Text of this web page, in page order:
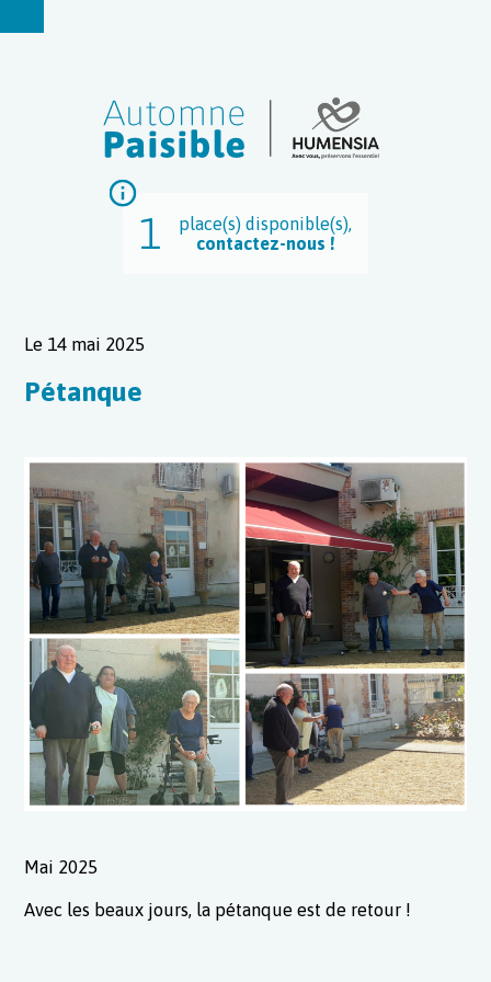
1
place(s) disponible(s),
contactez-nous !
Le 14 mai 2025
Pétanque
Mai 2025
Avec les beaux jours, la pétanque est de retour !